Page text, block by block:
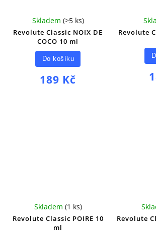
Revolute Classic NOIX DE
COCO 10 ml
Skladem (>5 ks)
189 Kč
Do košíku
Revolute
Revolute Classic POIRE 10
ml
Skladem (1 ks)
Revolute